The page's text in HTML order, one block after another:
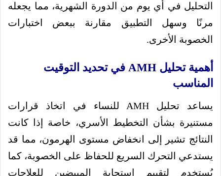
التحليل في أي يوم من الدورة الشهرية، مما يجعله
مرنًا وسهل التطبيق مقارنة ببعض اختبارات
الخصوبة الأخرى.
أهمية تحليل AMH في تحديد التوقيت
المناسب
يساعد تحليل AMH للنساء في اتخاذ قرارات
مستنيرة بشأن التخطيط الأسري، خاصة إذا كانت
النتائج تشير إلى انخفاض مستوى الهرمون، مما قد
يستدعي التحرك السريع للحفاظ على الخصوبة، كما
يُستخدم لتقييم استجابة المبيضين للعلاجات